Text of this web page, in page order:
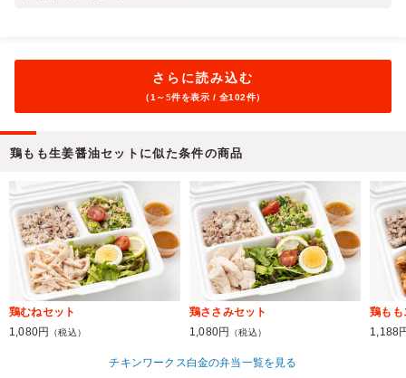
さらに読み込む
（1～5件を表示 / 全102件）
鶏もも生姜醤油セットに似た条件の商品
鶏むねセット
1,080円
（税込）
鶏ささみセット
1,080円
（税込）
鶏もも
1,188
チキンワークス白金の弁当一覧を見る